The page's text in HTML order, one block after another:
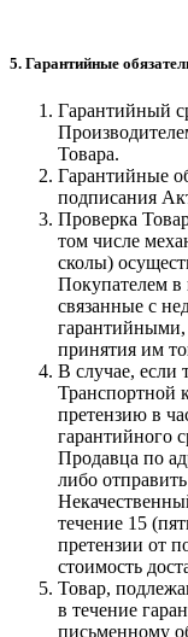
5. Гарантийные
Гарантийный
Товара.
Гарантийные
подписания
Проверка
том числе
сколы)
Покупателем в
связанные с
гарантийными,
принятия им
В случае, если
Транспортной
претензию в
гарантийного
Продавца по
либо
течение 15
претензии от
стоимость
Товар,
в течение
письменному